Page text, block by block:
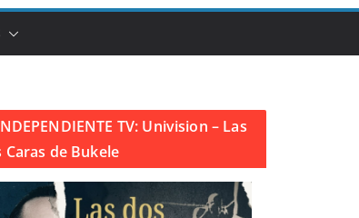
TV: Univision – Las
Caras de Bukele